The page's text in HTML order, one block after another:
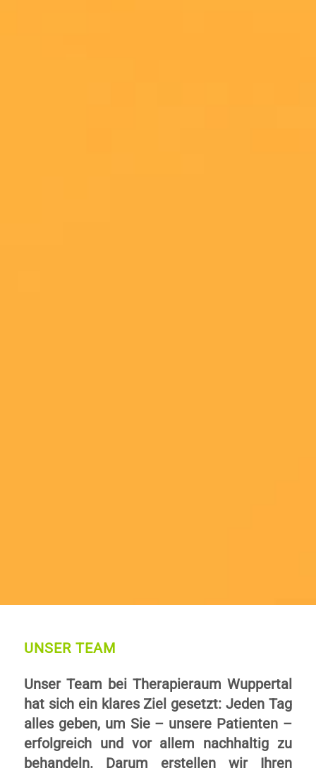
UNSER TEAM
Unser Team bei Therapieraum Wuppertal
hat sich ein klares Ziel gesetzt: Jeden Tag
alles geben, um Sie – unsere Patienten –
erfolgreich und vor allem nachhaltig zu
behandeln. Darum erstellen wir Ihren